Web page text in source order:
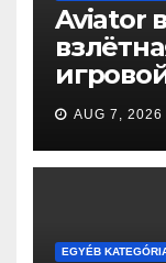
Aviator
AUG 7, 2026
EGYÉB